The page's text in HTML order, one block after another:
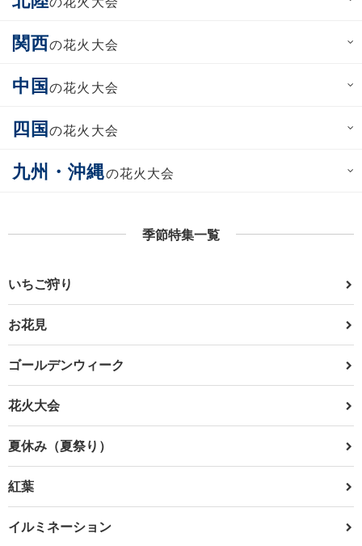
関西の花火大会
中国の花火大会
四国の花火大会
九州・沖縄の花火大会
季節特集一覧
いちご狩り
お花見
ゴールデンウィーク
花火大会
夏休み（夏祭り）
紅葉
イルミネーション